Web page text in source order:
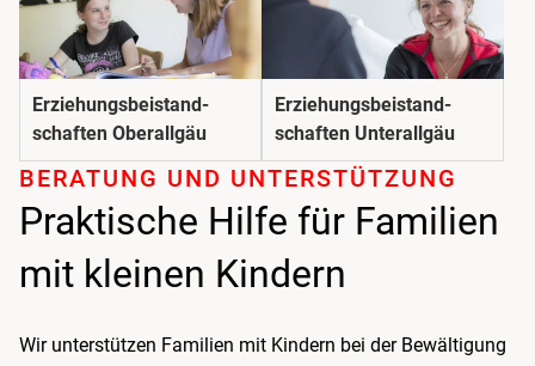
Erziehungs­beistand­
schaften Oberallgäu
Erziehungs­beistand­
schaften Unterallgäu
Praktische Hilfe für Familien
mit kleinen Kindern
BERATUNG UND UNTER­STÜTZUNG
Wir unterstützen Familien mit Kindern bei der Bewältigung